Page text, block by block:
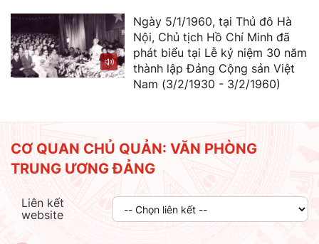
Ngày 5/1/1960, tại Thủ đô Hà
Nội, Chủ tịch Hồ Chí Minh đã
phát biểu tại Lễ kỷ niệm 30 năm
thành lập Đảng Cộng sản Việt
Nam (3/2/1930 - 3/2/1960)
CƠ QUAN CHỦ QUẢN: VĂN PHÒNG
TRUNG ƯƠNG ĐẢNG
Liên kết
website